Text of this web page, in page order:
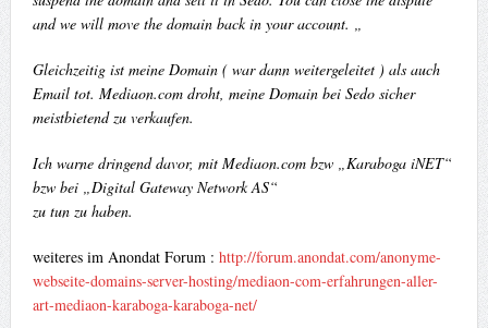
and we will move the domain back in your account. „
Gleichzeitig ist meine Domain ( war dann weitergeleitet ) als auch
Email tot. Mediaon.com droht, meine Domain bei Sedo sicher
meistbietend zu verkaufen.
Ich warne dringend davor, mit Mediaon.com bzw „Karaboga iNET“
bzw bei „Digital Gateway Network AS“
zu tun zu haben.
weiteres im Anondat Forum : http://forum.anondat.com/anonyme-
webseite-domains-server-hosting/mediaon-com-erfahrungen-aller-
art-mediaon-karaboga-karaboga-net/